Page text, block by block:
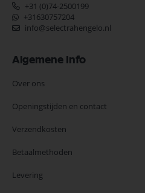
+31 (0)74-2500199
+31630757204
info@selectrahengelo.nl
Algemene Info
Over ons
Openingstijden en contact
Verzendkosten
Betaalmethoden
Levering